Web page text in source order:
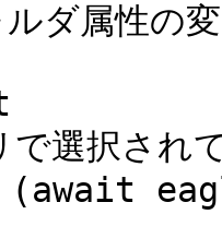
ダ属性の
選択され